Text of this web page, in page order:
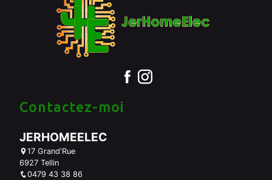
Contactez-moi
JERHOMEELEC
17 Grand'Rue
6927 Tellin
0479 43 38 86